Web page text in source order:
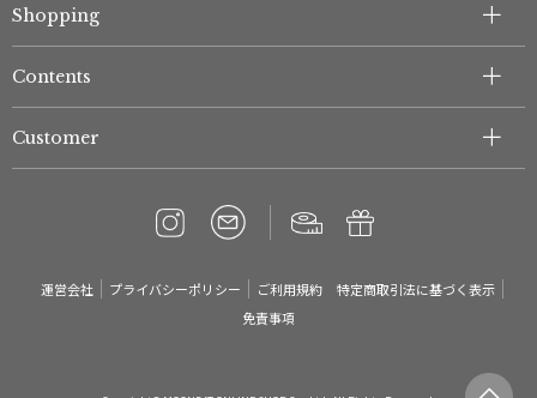
Shopping
Contents
Customer
運営会社 プライバシーポリシー ご利用規約
特定商取引法に基づく表示
免責事項